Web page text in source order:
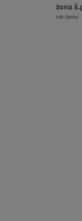
żona
rok temu